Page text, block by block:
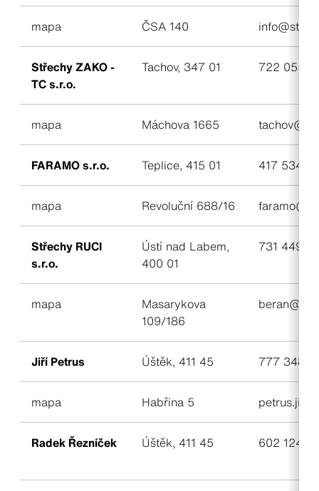
mapa ČSA 140
Střechy ZAKO -
TC s.r.o.
Tachov, 347 01 722 055
mapa Máchova 1665
FARAMO s.r.o. Teplice, 415 01 417 534
mapa Revoluční 688/16
Střechy RUCI
s.r.o.
Ústí nad Labem,
400 01
731 449
mapa
Masarykova
109/186
Jiří Petrus Úštěk, 411 45 777 348
mapa Habřina 5
Radek Řezníček Úštěk, 411 45 602 124